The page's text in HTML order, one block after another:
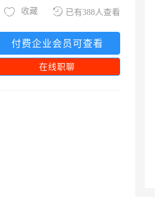
已有388人查看
收藏
付费企业会员可查看
在线职聊